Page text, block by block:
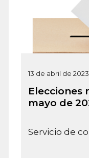
13 de abril de 2023
Elecciones
mayo de
Servicio de